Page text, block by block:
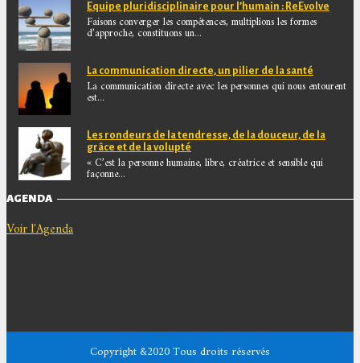
Equipe pluridisciplinaire pour l’humain : ReEvolve
Faisons converger les compétences, multiplions les formes
d’approche, constituons un...
La communication directe, un pilier de la santé
La communication directe avec les personnes qui nous entourent
est...
Les rondeurs de la tendresse, de la douceur, de la
grâce et de la volupté
« C’est la personne humaine, libre, créatrice et sensible qui
façonne...
AGENDA
Voir l'Agenda
Copyright &2020 Tous droits réservés